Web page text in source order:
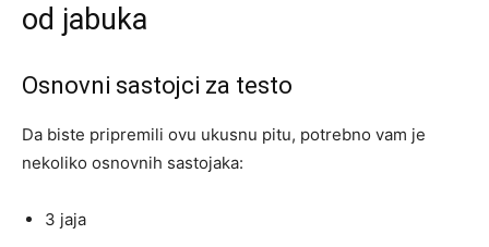
od jabuka
Osnovni sastojci za testo
Da biste pripremili ovu ukusnu pitu, potrebno vam je
nekoliko osnovnih sastojaka:
3 jaja